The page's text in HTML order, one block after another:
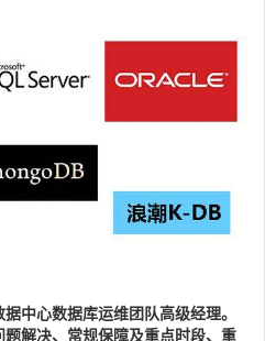
中心数据库运维团队高级经理。
解决、常规保障及重点时段、重